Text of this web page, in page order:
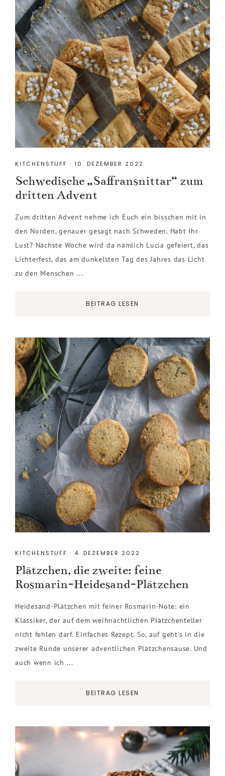
KITCHENSTUFF · 10. DEZEMBER 2022
Schwedische „Saffransnittar“ zum
dritten Advent
Zum dritten Advent nehme ich Euch ein bisschen mit in
den Norden, genauer gesagt nach Schweden. Habt Ihr
Lust? Nächste Woche wird da nämlich Lucia gefeiert, das
Lichterfest, das am dunkelsten Tag des Jahres das Licht
zu den Menschen ...
BEITRAG LESEN
KITCHENSTUFF · 4. DEZEMBER 2022
Plätzchen, die zweite: feine
Rosmarin-Heidesand-Plätzchen
Heidesand-Plätzchen mit feiner Rosmarin-Note: ein
Klassiker, der auf dem weihnachtlichen Plätzchenteller
nicht fehlen darf. Einfaches Rezept. So, auf geht's in die
zweite Runde unserer adventlichen Plätzchensause. Und
auch wenn ich ...
BEITRAG LESEN